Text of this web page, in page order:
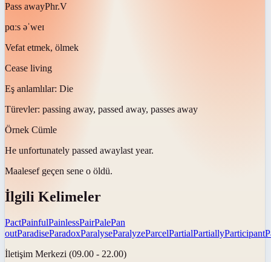
Pass awayPhr.V
pɑːs əˈweɪ
Vefat etmek, ölmek
Cease living
Eş anlamlılar: Die
Türevler: passing away, passed away, passes away
Örnek Cümle
He unfortunately passed awaylast year.
Maalesef geçen sene o öldü.
İlgili Kelimeler
PactPainfulPainlessPairPalePan
outParadiseParadoxParalyseParalyzeParcelPartialPartiallyParticipant
İletişim Merkezi (09.00 - 22.00)